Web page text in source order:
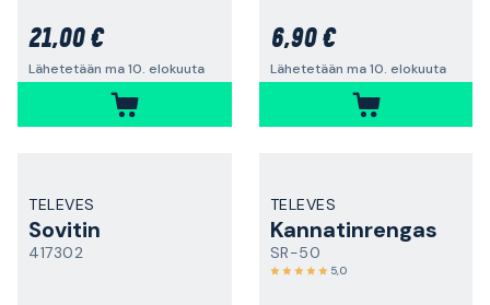
21,00 €
Lähetetään ma 10. elokuuta
6,90 €
Lähetetään ma 10. elokuuta
TELEVES
Sovitin
417302
TELEVES
Kannatinrengas
SR-50
5,0